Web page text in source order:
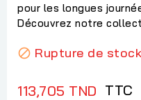
pour les longues
Découvrez notre
 Rupture de stock
113,705 TND TTC